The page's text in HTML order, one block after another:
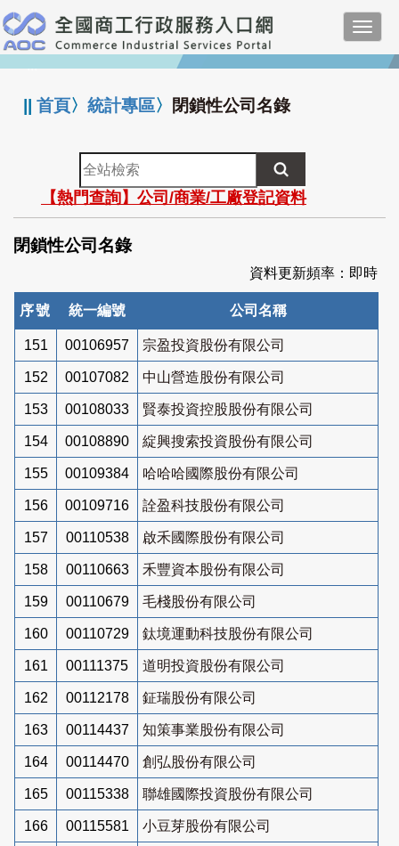
跳
到
主
要
:::
||首頁〉統計專區〉 閉鎖性公司名錄
全
站
檢
索
【熱門查詢】公司/商業/工廠登記資料
閉鎖性公司名錄
資料更新頻率：即時
序號 統一編號 公司名稱
151 00106957 宗盈投資股份有限公司
152 00107082 中山營造股份有限公司
153 00108033 賢泰投資控股股份有限公司
154 00108890 綻興搜索投資股份有限公司
155 00109384 哈哈哈國際股份有限公司
156 00109716 詮盈科技股份有限公司
157 00110538 啟禾國際股份有限公司
158 00110663 禾豐資本股份有限公司
159 00110679 毛棧股份有限公司
160 00110729 鈦境運動科技股份有限公司
161 00111375 道明投資股份有限公司
162 00112178 鉦瑞股份有限公司
163 00114437 知策事業股份有限公司
164 00114470 創弘股份有限公司
165 00115338 聯雄國際投資股份有限公司
166 00115581 小豆芽股份有限公司